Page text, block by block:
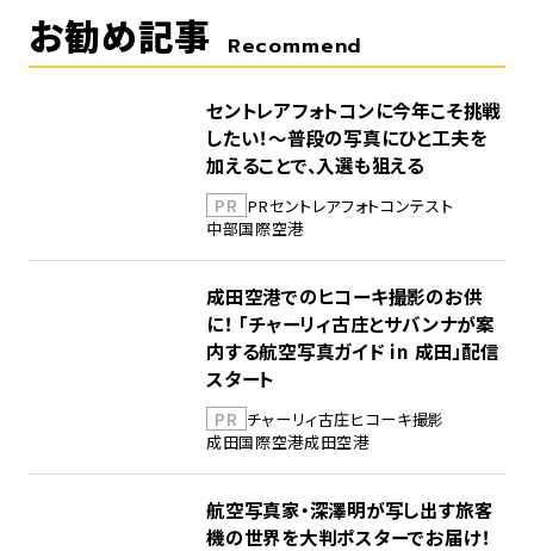
お勧め記事 Recommend
セントレアフォトコンに今年こそ挑戦
したい！～普段の写真にひと工夫を
加えることで、入選も狙える
PR PRセントレアフォトコンテスト
中部国際空港
成田空港でのヒコーキ撮影のお供
に！ 「チャーリィ古庄とサバンナが案
内する航空写真ガイド in 成田」配信
スタート
PR チャーリィ古庄ヒコーキ撮影
成田国際空港成田空港
航空写真家・深澤明が写し出す旅客
機の世界を大判ポスターでお届け！